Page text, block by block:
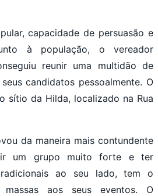
capacidade de persuasão e
à população, o vereador
reunir uma multidão de
candidatos pessoalmente. O
sítio da Hilda, localizado na Rua
da maneira mais contundente
um grupo muito forte e ter
ao seu lado, tem o
aos seus eventos. O